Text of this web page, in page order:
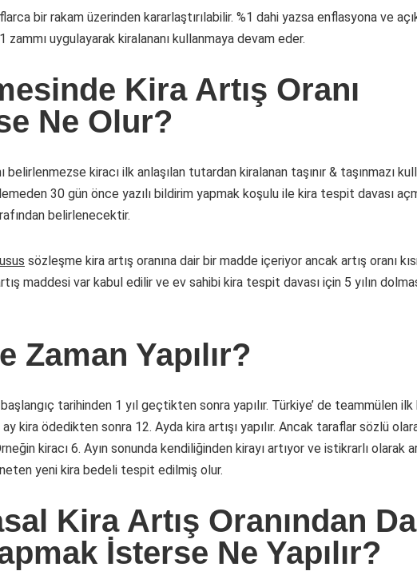
bir rakam üzerinden kararlaştırılabilir. %1 dahi yazsa enflasyona ve
zammı uygulayarak kiralananı kullanmaya devam eder.
Kira Artış Oranı
Ne Olur?
belirlenmezse kiracı ilk anlaşılan tutardan kiralanan taşınır & taşınmazı
30 gün önce yazılı bildirim yapmak koşulu ile kira tespit davası
belirlenecektir.
sözleşme kira artış oranına dair bir madde içeriyor ancak artış oranı
maddesi var kabul edilir ve ev sahibi kira tespit davası için 5 yılın
Zaman Yapılır?
tarihinden 1 yıl geçtikten sonra yapılır. Türkiye’ de teammülen
kira ödedikten sonra 12. Ayda kira artışı yapılır. Ancak taraflar sözlü
kiracı 6. Ayın sonunda kendiliğinden kirayı artıyor ve istikrarlı olarak
yeni kira bedeli tespit edilmiş olur.
Kira Artış Oranından
İsterse Ne Yapılır?